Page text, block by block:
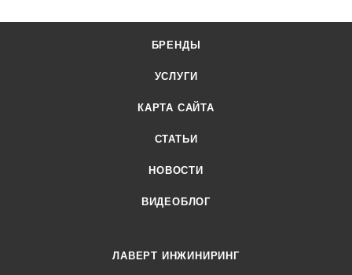
БРЕНДЫ
УСЛУГИ
КАРТА САЙТА
СТАТЬИ
НОВОСТИ
ВИДЕОБЛОГ
ЛАВЕРТ ИНЖИНИРИНГ